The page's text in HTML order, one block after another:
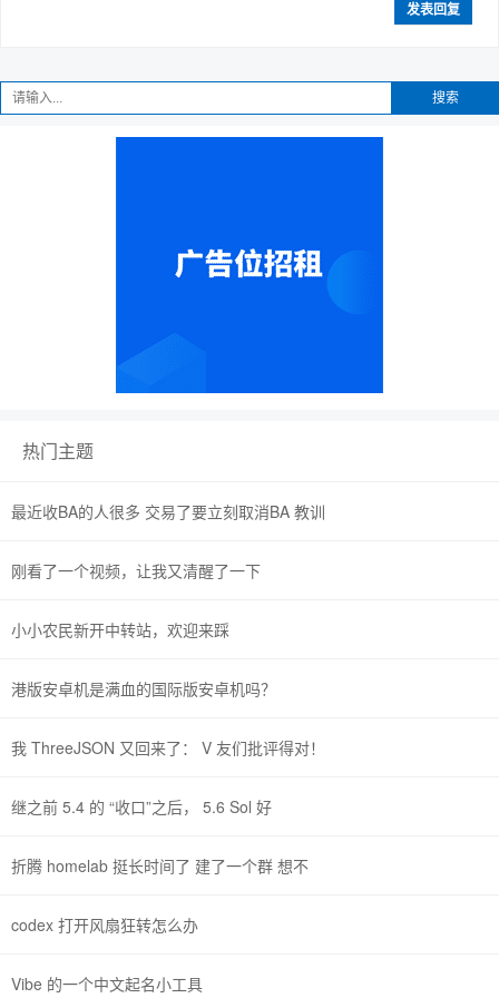
发表回复
搜索
热门主题
最近收BA的人很多 交易了要立刻取消BA 教训
刚看了一个视频，让我又清醒了一下
小小农民新开中转站，欢迎来踩
港版安卓机是满血的国际版安卓机吗？
我 ThreeJSON 又回来了： V 友们批评得对！
继之前 5.4 的 “收口”之后， 5.6 Sol 好
折腾 homelab 挺长时间了 建了一个群 想不
codex 打开风扇狂转怎么办
Vibe 的一个中文起名小工具